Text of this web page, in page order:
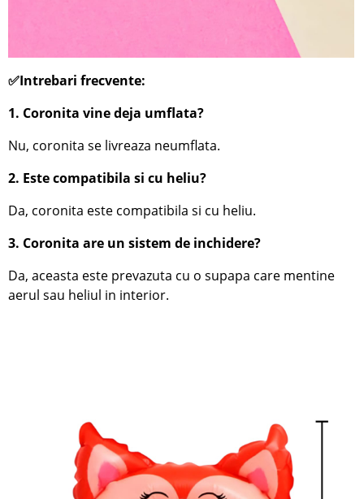
✅Intrebari frecvente:
1. Coronita vine deja umflata?
Nu, coronita se livreaza neumflata.
2. Este compatibila si cu heliu?
Da, coronita este compatibila si cu heliu.
3. Coronita are un sistem de inchidere?
Da, aceasta este prevazuta cu o supapa care mentine
aerul sau heliul in interior.